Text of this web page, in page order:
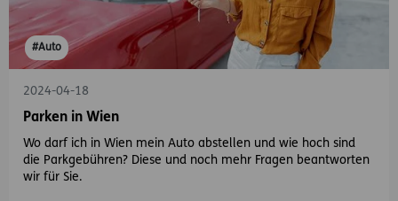
#Auto
2024-04-18
Parken in Wien
Wo darf ich in Wien mein Auto abstellen und wie hoch sind
die Parkgebühren? Diese und noch mehr Fragen beantworten
wir für Sie.